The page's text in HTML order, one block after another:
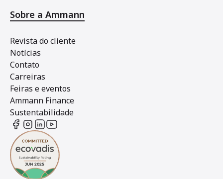
Sobre a Ammann
Revista do cliente
Notícias
Contato
Carreiras
Feiras e eventos
Ammann Finance
Sustentabilidade